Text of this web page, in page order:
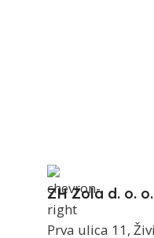
ZH Zola d. o. o.
Prva ulica 11,